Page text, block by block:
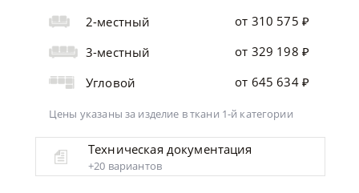
2-местный
3-местный
Угловой
от 310 575 ₽
от 329 198 ₽
от 645 634 ₽
Цены указаны за изделие в ткани 1-й категории
Техническая документация
+20 вариантов